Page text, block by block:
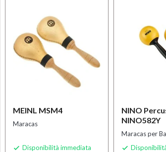
MEINL MSM4
Maracas
 Disponibilità immediata
NINO
NINO582Y
Maracas per
